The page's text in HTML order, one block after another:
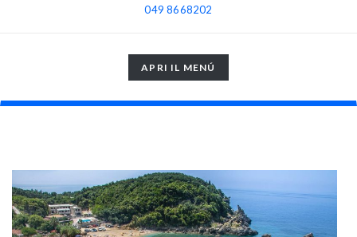
049 8668202
TOGGLE
NAVIGATION
APRI IL MENÚ